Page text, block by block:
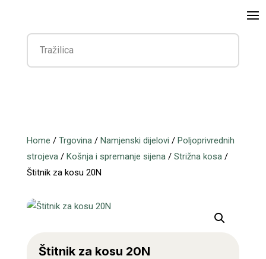
Home / Trgovina/ Namjenski dijelovi / Poljoprivrednih
strojeva/ Košnja i spremanje sijena/ Strižna kosa/
Štitnik za kosu 20N
Štitnik za kosu 20N